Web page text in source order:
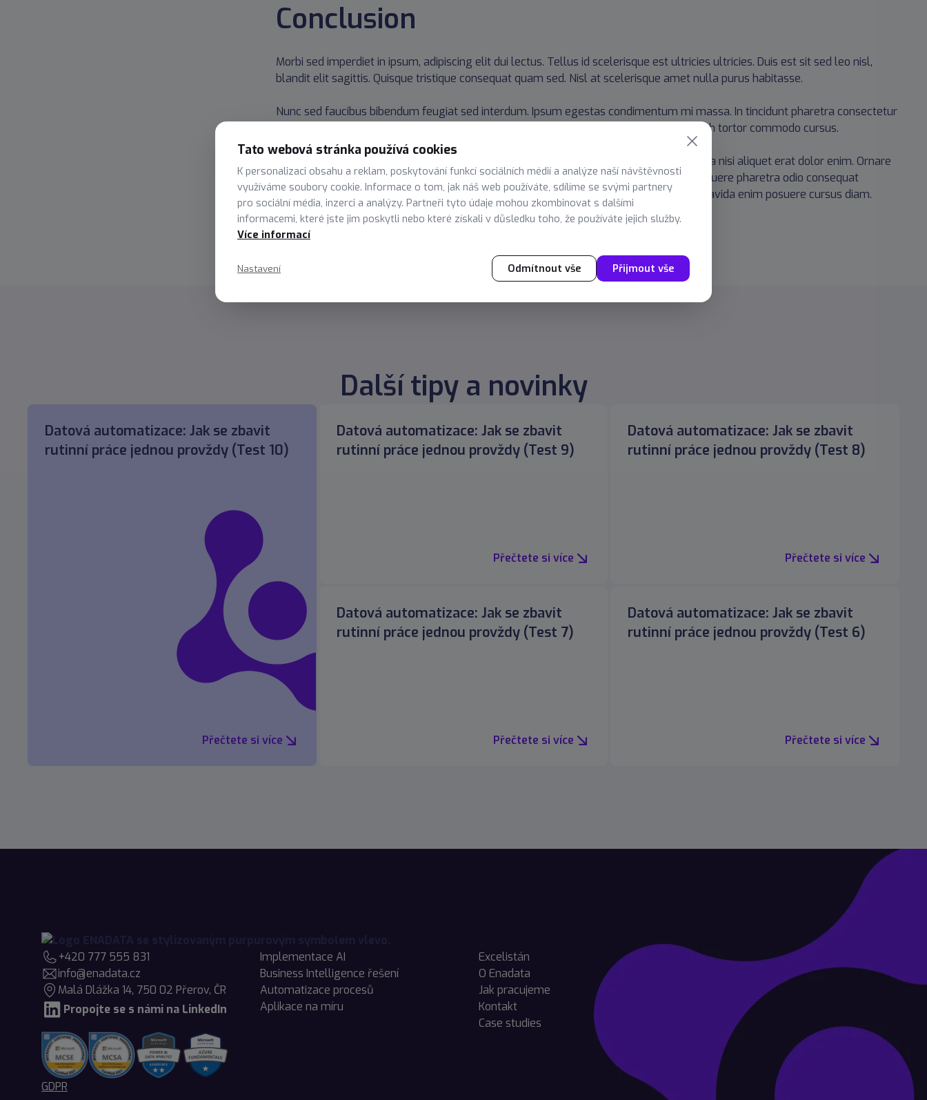
Conclusion
Morbi sed imperdiet in ipsum, adipiscing elit dui lectus. Tellus id scelerisque est ultricies ultricies. Duis est sit sed leo nisl,
blandit elit sagittis. Quisque tristique consequat quam sed. Nisl at scelerisque amet nulla purus habitasse.
Nunc sed faucibus bibendum feugiat sed interdum. Ipsum egestas condimentum mi massa. In tincidunt pharetra consectetur
sed duis facilisis metus. Etiam egestas in nec sed et. Quis lobortis at sit dictum eget nibh tortor commodo cursus.
Odio felis sagittis, morbi feugiat tortor vitae feugiat fusce aliquet. Nam elementum urna nisi aliquet erat dolor enim. Ornare
id morbi eget ipsum. Aliquam senectus neque ut id eget consectetur dictum. Donec posuere pharetra odio consequat
scelerisque et, nunc tortor.Nulla adipiscing erat a erat. Condimentum lorem posuere gravida enim posuere cursus diam.
Další tipy a novinky
Datová automatizace: Jak se zbavit
rutinní práce jednou provždy (Test 10)
Přečtete si více
Datová automatizace: Jak se zbavit
rutinní práce jednou provždy (Test 9)
Přečtete si více
Datová automatizace: Jak se zbavit
rutinní práce jednou provždy (Test 8)
Přečtete si více
Datová automatizace: Jak se zbavit
rutinní práce jednou provždy (Test 7)
Přečtete si více
Datová automatizace: Jak se zbavit
rutinní práce jednou provždy (Test 6)
Přečtete si více
+420 777 555 831
info@enadata.cz
Malá Dlážka 14, 750 02 Přerov, ČR
Propojte se s námi na LinkedIn
Implementace AI
Business Intelligence řešení
Automatizace procesů
Aplikace na míru
Excelistán
O Enadata
Jak pracujeme
Kontakt
Case studies
GDPR
Tato webová stránka používá cookies
K personalizaci obsahu a reklam, poskytování funkcí sociálních médií a analýze naší návštěvnosti
využíváme soubory cookie. Informace o tom, jak náš web používáte, sdílíme se svými partnery
pro sociální média, inzerci a analýzy. Partneři tyto údaje mohou zkombinovat s dalšími
informacemi, které jste jim poskytli nebo které získali v důsledku toho, že používáte jejich služby.
Více informací
Nastavení Odmítnout vše Přijmout vše